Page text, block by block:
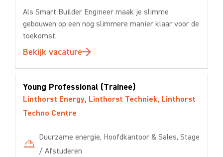
Als Smart Builder Engineer maak je slimme
gebouwen op een nog slimmere manier klaar voor de
toekomst.
Bekijk vacature
Young Professional (Trainee)
Linthorst Energy, Linthorst Techniek, Linthorst
Techno Centre
Duurzame energie, Hoofdkantoor & Sales, Stage
/ Afstuderen